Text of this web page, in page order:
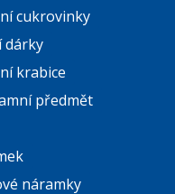
cukrovinky
dárky
krabice
předmět
náramky